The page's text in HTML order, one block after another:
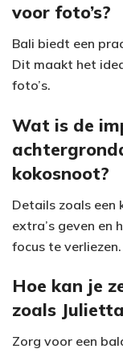
voor foto’s?
Bali biedt een
Dit maakt het
foto’s.
Wat is de
kokosnoot?
Details zoals een
extra’s geven en
focus te verliezen.
Hoe kan je
zoals
Zorg voor een